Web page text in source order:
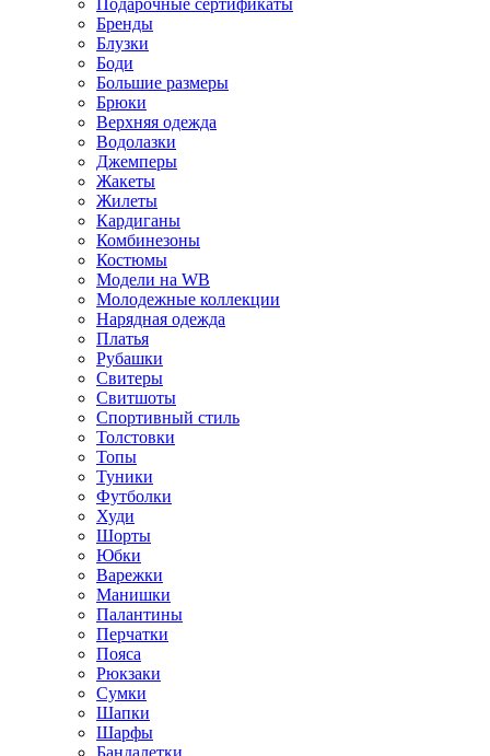
Бренды
Блузки
Боди
Большие размеры
Брюки
Верхняя одежда
Водолазки
Джемперы
Жакеты
Жилеты
Кардиганы
Комбинезоны
Костюмы
Модели на WB
Молодежные коллекции
Нарядная одежда
Платья
Рубашки
Свитеры
Свитшоты
Спортивный стиль
Толстовки
Топы
Туники
Футболки
Худи
Шорты
Юбки
Варежки
Манишки
Палантины
Перчатки
Пояса
Рюкзаки
Сумки
Шапки
Шарфы
Бандалетки